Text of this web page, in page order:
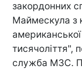
закордонних
Маймескула з
тисячоліття",
служба МЗС.